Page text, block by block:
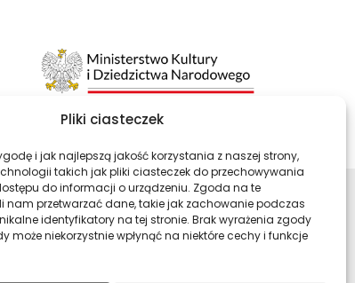
Pliki ciasteczek
i jak najlepszą jakość korzystania z naszej strony,
takich jak pliki ciasteczek do przechowywania
do informacji o urządzeniu. Zgoda na te
nam przetwarzać dane, takie jak zachowanie podczas
identyfikatory na tej stronie. Brak wyrażenia zgody
może niekorzystnie wpłynąć na niektóre cechy i funkcje
Profil Archiwa Państwowe w
Profil ArchiwaProfil Archiwa
Profil